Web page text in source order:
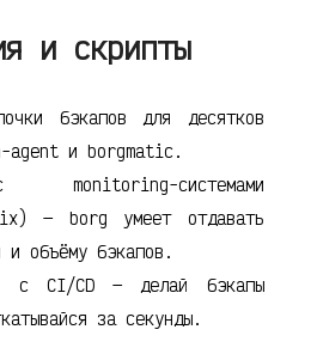
и скрипты
бэкапов для десятков
agent и borgmatic.
системами
— borg умеет отдавать
и объёму бэкапов.
с CI/CD — делай бэкапы
за секунды.